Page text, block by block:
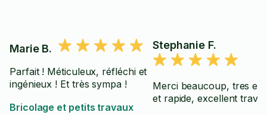
Marie B.
Parfait ! Méticuleux, réfléchi et
ingénieux ! Et très sympa !
Bricolage et petits travaux
Stephanie F.
Merci beaucoup, tres
et rapide, excellent